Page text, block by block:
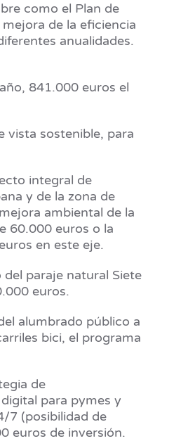
como el Plan de
de la eficiencia
anualidades.
841.000 euros el
vista sostenible, para
integral de
y de la zona de
ambiental de la
60.000 euros o la
en este eje.
paraje natural Siete
euros.
alumbrado público a
bici, el programa
de
para pymes y
7 (posibilidad de
euros de inversión.